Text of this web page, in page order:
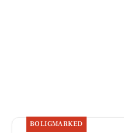
BOLIGMARKED